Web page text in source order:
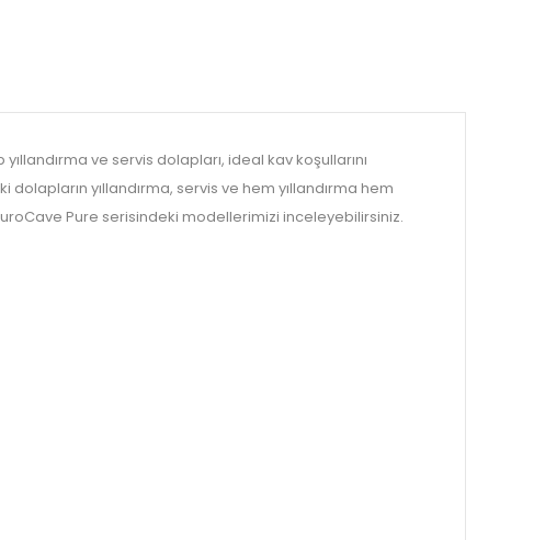
ve servis dolapları, ideal kav koşullarını
yıllandırma, servis ve hem yıllandırma hem
Pure serisindeki modellerimizi inceleyebilirsiniz.